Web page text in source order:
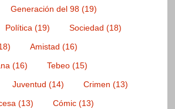
Generación del 98(19)
Política(19) Sociedad (18)
Amistad (16)
(16) Tebeo(15)
Juventud (14) Crimen (13)
(13) Cómic(13)